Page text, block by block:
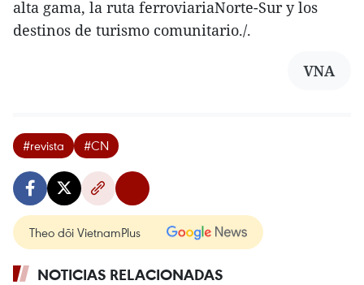
alta gama, la ruta ferroviariaNorte-Sur y los
destinos de turismo comunitario./.
VNA
#revista #CN
Theo dõi VietnamPlus
NOTICIAS RELACIONADAS